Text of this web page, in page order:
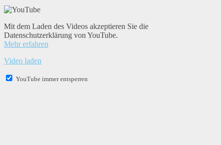
Mit dem Laden des Videos akzeptieren Sie die
Datenschutzerklärung von YouTube.
Mehr erfahren
Video laden
YouTube immer entsperren